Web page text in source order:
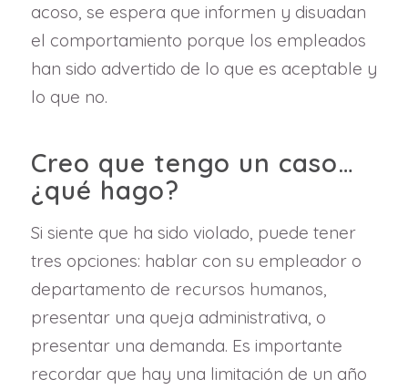
acoso, se espera que informen y disuadan
el comportamiento porque los empleados
han sido advertido de lo que es aceptable y
lo que no.
Creo que tengo un caso…
¿qué hago?
Si siente que ha sido violado, puede tener
tres opciones: hablar con su empleador o
departamento de recursos humanos,
presentar una queja administrativa, o
presentar una demanda. Es importante
recordar que hay una limitación de un año